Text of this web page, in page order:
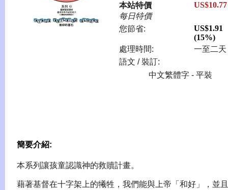
本站特價
每日特價
US$10.77
您節省:
US$1.91
(15%)
處理時間:
一至二天
語文 / 裝訂:
中文繁體字 - 平裝
簡要介紹:
本系列讓孩童認識神的救贖計畫。
藉著基督在十字架上的犧牲，我們能與上帝「和好」，並